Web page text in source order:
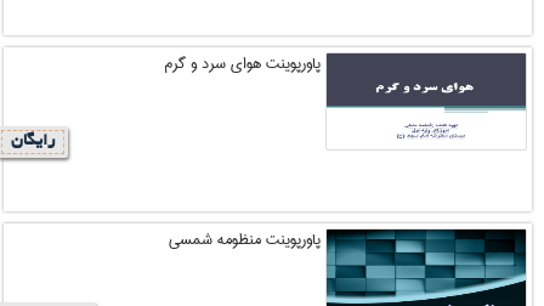
پاورپوینت هوای سرد و گرم
رایگان
پاورپوینت منظومه شمسی